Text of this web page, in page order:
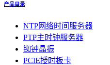
产品目录
NTP网络时间服务器
PTP主时钟服务器
铷钟晶振
PCIE授时板卡